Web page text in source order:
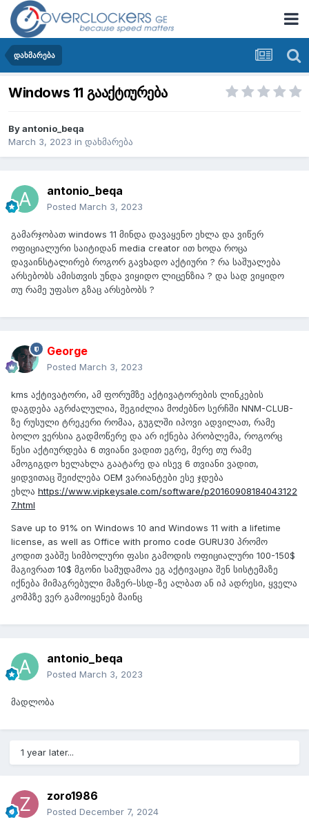
დახმარება
Windows 11 გააქტიურება
Byantonio_beqa
March 3, 2023 in დახმარება
antonio_beqa
Posted March 3, 2023
გამარჯობათ windows 11 მინდა დავაყენო ეხლა და ვიწერ
ოფიციალური საიტიდან media creator ით ხოდა როცა
დავაინსტალირებ როგორ გავხადო აქტიური ? რა საშუალება
არსებობს ამისთვის უნდა ვიყიდო ლიცენზია ? და სად ვიყიდო
თუ რამე უფასო გზაც არსებობს ?
George
Posted March 3, 2023
kms აქტივატორი, ამ ფორუმზე აქტივატორების ლინკების
დაგდება აგრძალულია, შეგიძლია მოძებნო სერჩში NNM-CLUB-
ზე რუსული ტრეკერი რომაა, გუგლში იპოვი ადვილათ, რამე
ბოლო ვერსია გადმოწერე და არ იქნება პრობლემა, როგორც
წესი აქტიურდება 6 თვიანი ვადით ეგრე, მერე თუ რამე
ამოგიგდო ხელახლა გაატარე და ისევ 6 თვიანი ვადით,
ყიდვითაც შეიძლება OEM ვარიანტები ესე ჯდება
ეხლა https://www.vipkeysale.com/software/p20160908184043122
7.html
Save up to 91% on Windows 10 and Windows 11 with a lifetime
license, as well as Office with promo code GURU30 პრომო
კოდით ვაბშე სიმბოლური ფასი გამოდის ოფიციალური 100-150$
მაგივრათ 10$ მგონი სამუდამოა ეგ აქტივაცია შენ სისტემაზე
იქნება მიმაგრებული მაზერ-სსდ-ზე ალბათ ან იპ ადრესი, ყველა
კომპზე ვერ გამოიყენებ მაინც
antonio_beqa
Posted March 3, 2023
მადლობა
1 year later...
zoro1986
Posted December 7, 2024